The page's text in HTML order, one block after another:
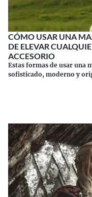
CÓMO USAR UNA
DE ELEVAR
ACCESORIO
Estas formas de usar una
sofisticado, moderno y